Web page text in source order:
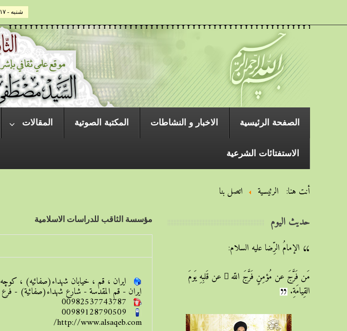
شنبه - ۱۷ مرداد - ۱۴۰۵
الصفحة الرئیسیة الاخبار و النشاطات المكتبة الصوتية المقالات
الاستفتائات الشرعية
أنت هنا: الرئيسية اتصل بنا
مؤسسة الثاقب للدراسات الاسلامية
ایران ، قم ، خیابان شهداء(صفائیه) ، کوچه ۲۸ فرعی ۱۲ پلاک ۱۰ موسسه الثاقب
ایران - قم المقدسة - شارع شهداء(صفائیة) - فرع 28 ( بيگدلي ) / فرع 12 رقم البناية 10 - مؤسسة الثاقب
00982537743787
00989128790509
http://www.alsaqeb.com/
حديث اليوم
الإمامُ الرِّضا عليه السلام:
مَن فَرَّجَ عن مُؤمِنٍ فَرَّجَ اللّه ُ عن قَلبِهِ يَومَ
القِيامَةِ.